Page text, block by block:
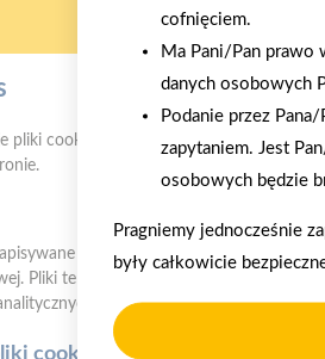
cofnięciem.
Ma Pani/Pan prawo
danych osobowych
Podanie przez
zapytaniem. Jest
osobowych będzie
Pragniemy jednocześnie
były całkowicie
pliki cookies w celu zapewnienia
na urządzeniu użytkownika
Pliki te mogą być odczytywane przez
cookies?